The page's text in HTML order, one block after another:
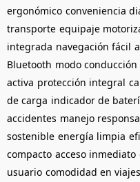
ergonómico conveniencia
transporte equipaje
integrada navegación fácil
Bluetooth modo conducción
activa protección integral
de carga indicador de
accidentes manejo
sostenible energía limpia
compacto acceso inmediato
usuario comodidad en viajes